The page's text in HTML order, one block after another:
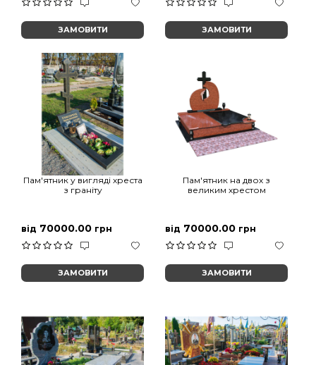
ЗАМОВИТИ ЗАМОВИТИ
Пам'ятник у вигляді хреста
з граніту
від 70000.00 грн
ЗАМОВИТИ
Пам'ятник на двох з
великим хрестом
від 70000.00 грн
ЗАМОВИТИ